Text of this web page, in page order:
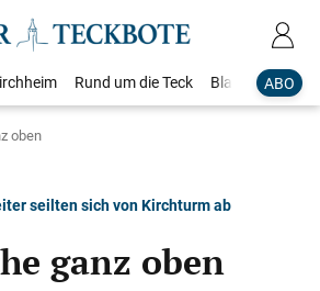
ABO
Rund um die Teck Blaulicht
oben
seilten sich von Kirchturm ab
ganz oben